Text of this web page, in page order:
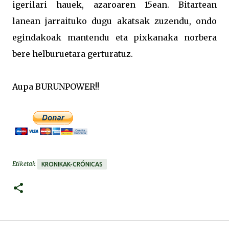
igerilari hauek, azaroaren 15ean. Bitartean
lanean jarraituko dugu akatsak zuzendu, ondo
egindakoak mantendu eta pixkanaka norbera
bere helburuetara gerturatuz.
Aupa BURUNPOWER!!
Etiketak KRONIKAK-CRÓNICAS